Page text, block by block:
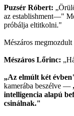
Puzsér Róbert:
az establishment—"
próbálja eltitkolni."
Mészáros megmozdult
Mészáros Lőrinc:
„Az elmúlt két
kamerába beszélve —
intelligencia alapú
csinálnak."